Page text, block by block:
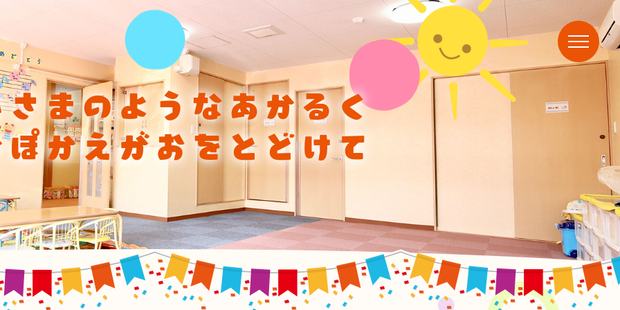
さまのようなあかるく
かえがおをとどけて